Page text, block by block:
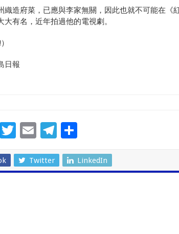
織造府菜，已應與李家無關，因此也就不可能在《
大有名，近年拍過他的電視劇。
日報
T
tt
er
E
ai
l
T
e
gr
S
ar
e
Twitter LinkedIn